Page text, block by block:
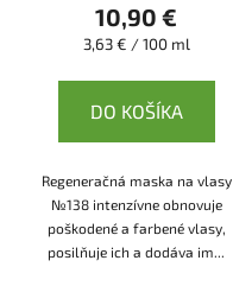
10,90 €
Jednotková
3,63 € / 100 ml
DO KOŠÍKA
Regeneračná maska na vlasy
№138 intenzívne obnovuje
poškodené a farbené vlasy,
posilňuje ich a dodáva im...